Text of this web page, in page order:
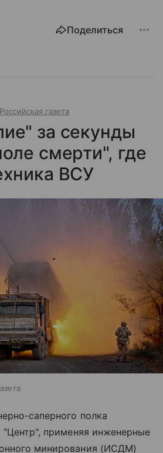
Поделиться
Российская газета
за секунды
смерти", где
ВСУ
саперного полка
"Центр", применяя инженерные
минирования (ИСДМ)